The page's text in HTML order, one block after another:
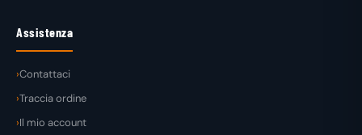
Assistenza
Contattaci
Traccia ordine
Il mio account